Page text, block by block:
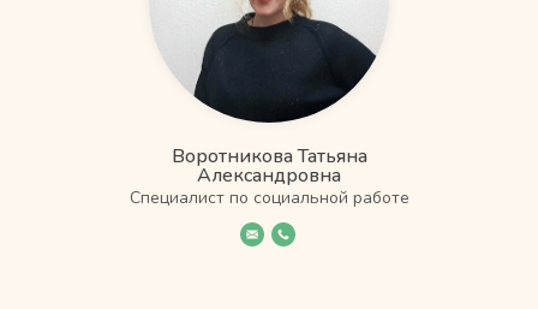
Воротникова Татьяна
Александровна
Специалист по социальной работе